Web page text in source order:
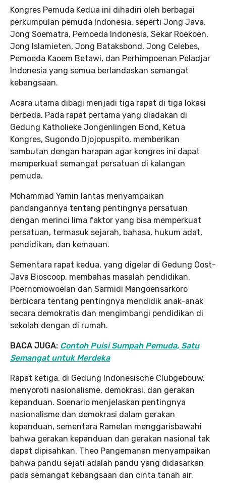
Kongres Pemuda Kedua ini dihadiri oleh berbagai
perkumpulan pemuda Indonesia, seperti Jong Java,
Jong Soematra, Pemoeda Indonesia, Sekar Roekoen,
Jong Islamieten, Jong Bataksbond, Jong Celebes,
Pemoeda Kaoem Betawi, dan Perhimpoenan Peladjar
Indonesia yang semua berlandaskan semangat
kebangsaan.
Acara utama dibagi menjadi tiga rapat di tiga lokasi
berbeda. Pada rapat pertama yang diadakan di
Gedung Katholieke Jongenlingen Bond, Ketua
Kongres, Sugondo Djojopuspito, memberikan
sambutan dengan harapan agar kongres ini dapat
memperkuat semangat persatuan di kalangan
pemuda.
Mohammad Yamin lantas menyampaikan
pandangannya tentang pentingnya persatuan
dengan merinci lima faktor yang bisa memperkuat
persatuan, termasuk sejarah, bahasa, hukum adat,
pendidikan, dan kemauan.
Sementara rapat kedua, yang digelar di Gedung Oost-
Java Bioscoop, membahas masalah pendidikan.
Poernomowoelan dan Sarmidi Mangoensarkoro
berbicara tentang pentingnya mendidik anak-anak
secara demokratis dan mengimbangi pendidikan di
sekolah dengan di rumah.
BACA JUGA: Contoh Puisi Sumpah Pemuda, Satu
Semangat untuk Merdeka
Rapat ketiga, di Gedung Indonesische Clubgebouw,
menyoroti nasionalisme, demokrasi, dan gerakan
kepanduan. Soenario menjelaskan pentingnya
nasionalisme dan demokrasi dalam gerakan
kepanduan, sementara Ramelan menggarisbawahi
bahwa gerakan kepanduan dan gerakan nasional tak
dapat dipisahkan. Theo Pangemanan menyampaikan
bahwa pandu sejati adalah pandu yang didasarkan
pada semangat kebangsaan dan cinta tanah air.